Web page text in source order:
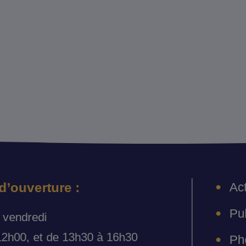
:
et de 13h30 à 16h30